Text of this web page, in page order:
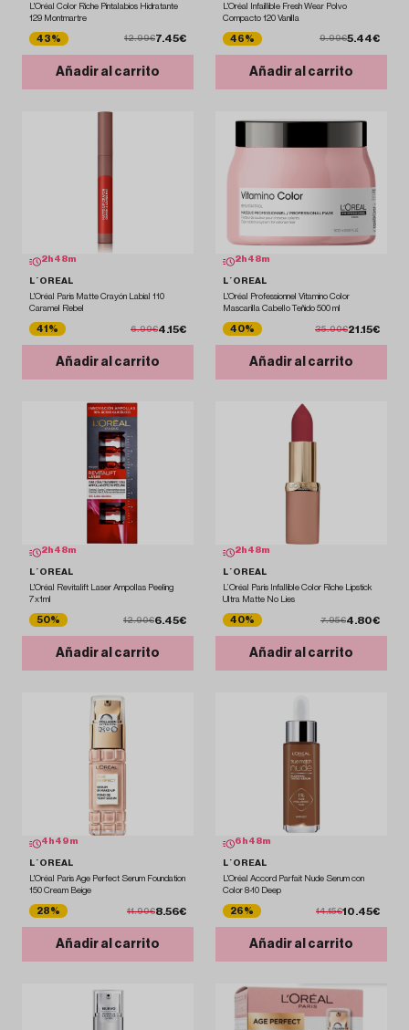
L'Oréal Color Riche Pintalabios Hidratante
129 Montmartre
43% 12.99€7.45€
Añadir al carrito
L'Oréal Infaillible Fresh Wear Polvo
Compacto 120 Vanilla
46% 9.99€5.44€
Añadir al carrito
2 h 48m
L´OREAL
L'Oréal Paris Matte Crayón Labial 110
Caramel Rebel
41% 6.99€4.15€
Añadir al carrito
2 h 48m
L´OREAL
L'Oréal Professionnel Vitamino Color
Mascarilla Cabello Teñido 500 ml
40% 35.00€21.15€
Añadir al carrito
2 h 48m
L´OREAL
L'Oréal Revitalift Laser Ampollas Peeling
7x1ml
50% 12.90€6.45€
Añadir al carrito
2 h 48m
L´OREAL
L’Oréal Paris Infallible Color Riche Lipstick
Ultra Matte No Lies
40% 7.95€4.80€
Añadir al carrito
4 h 49 m
L´OREAL
L'Oréal Paris Age Perfect Serum Foundation
150 Cream Beige
28% 11.90€8.56€
Añadir al carrito
6 h 48m
L´OREAL
L'Oréal Accord Parfait Nude Serum con
Color 8-10 Deep
26% 14.15€10.45€
Añadir al carrito